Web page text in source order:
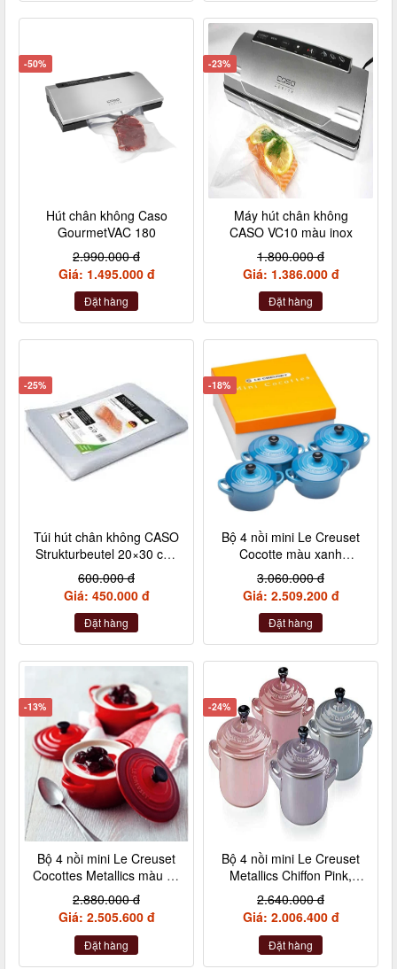
-50%
Hút chân không Caso
GourmetVAC 180
2.990.000 đ
Giá: 1.495.000 đ
Đặt hàng
-23%
Máy hút chân không
CASO VC10 màu inox
1.800.000 đ
Giá: 1.386.000 đ
Đặt hàng
-25%
Túi hút chân không CASO
Strukturbeutel 20×30 cm,
50 Stück – Made in
Germany (không hộp)
600.000 đ
Giá: 450.000 đ
Đặt hàng
-18%
Bộ 4 nồi mini Le Creuset
Cocotte màu xanh
Marseile
3.060.000 đ
Giá: 2.509.200 đ
Đặt hàng
-13%
Bộ 4 nồi mini Le Creuset
Cocottes Metallics màu đỏ
cherry 10cm
2.880.000 đ
Giá: 2.505.600 đ
Đặt hàng
-24%
Bộ 4 nồi mini Le Creuset
Metallics Chiffon Pink,
Rosenquarz, Violett,
Nebelgrau (hồng đậm,
hồng nhạt, hồng tía, xám)
2.640.000 đ
Giá: 2.006.400 đ
Đặt hàng